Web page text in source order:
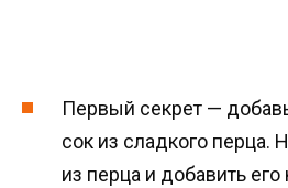
Первый секрет —
сок из сладкого перца.
из перца и добавить